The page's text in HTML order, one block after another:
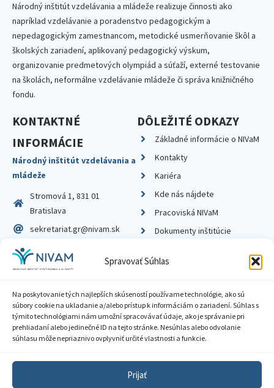
Spravovať Súhlas
Na poskytovanie tých najlepších skúseností používame technológie, ako sú
súbory cookie na ukladanie a/alebo prístup k informáciám o zariadení. Súhlas s
týmito technológiami nám umožní spracovávať údaje, ako je správanie pri
prehliadaní alebo jedinečné ID na tejto stránke. Nesúhlas alebo odvolanie
súhlasu môže nepriaznivo ovplyvniť určité vlastnosti a funkcie.
Prijať
Národný inštitút vzdelávania a mládeže realizuje činnosti ako
napríklad vzdelávanie a poradenstvo pedagogickým a
nepedagogickým zamestnancom, metodické usmerňovanie škôl a
školských zariadení, aplikovaný pedagogický výskum,
organizovanie predmetových olympiád a súťaží, externé testovanie
na školách, neformálne vzdelávanie mládeže či správa knižničného
fondu.
KONTAKTNÉ
INFORMÁCIE
Národný inštitút vzdelávania a
mládeže
Stromová 1, 831 01
Bratislava
sekretariat.gr@nivam.sk
IČO: 00164348
DIČ: 2020798714
DÔLEŽITÉ ODKAZY
Základné informácie o NIVaM
Kontakty
Kariéra
Kde nás nájdete
Pracoviská NIVaM
Dokumenty inštitúcie
Zásady ochrany súkromia
Sprístupnenie informácií